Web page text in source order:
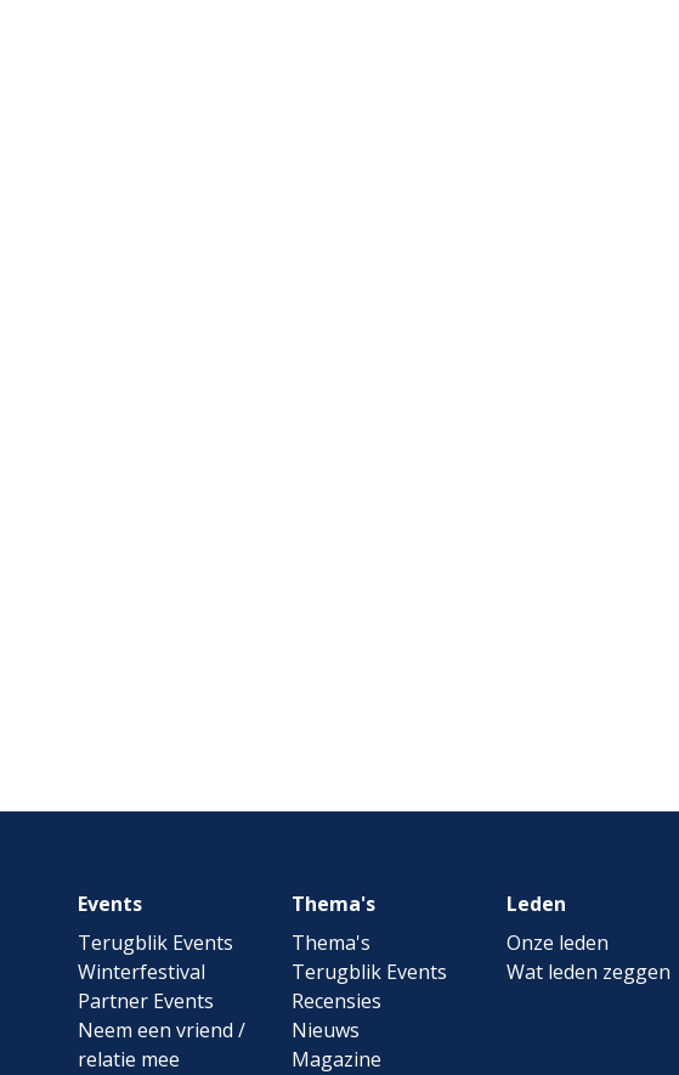
Footer
navigation
Events
Terugblik Events
Winterfestival
Partner Events
Neem een vriend /
relatie mee
Thema's
Thema's
Terugblik Events
Recensies
Nieuws
Magazine
Leden
Onze leden
Wat leden zeggen